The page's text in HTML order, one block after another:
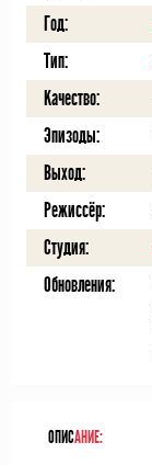
Год:
Тип:
Качество:
Эпизоды:
Выход:
Режиссёр:
Студия:
Обновления:
ОПИСАНИЕ: